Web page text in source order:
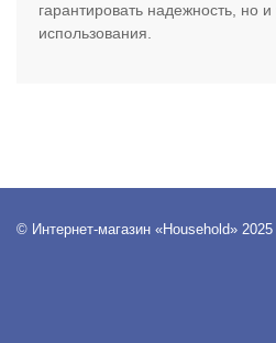
гарантировать надежность, но и
использования.
© Интернет-магазин «Household» 2025